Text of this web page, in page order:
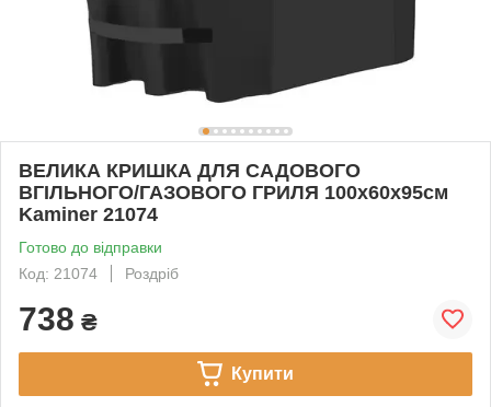
ВЕЛИКА КРИШКА ДЛЯ САДОВОГО
ВГІЛЬНОГО/ГАЗОВОГО ГРИЛЯ 100x60x95см
Kaminer 21074
Готово до відправки
Код: 21074
Роздріб
738 ₴
Купити